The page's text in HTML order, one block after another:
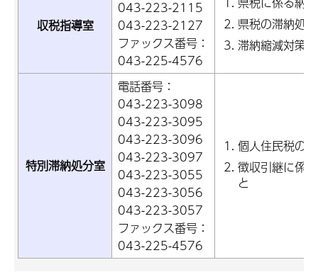
収税指導室
043-223-2115
043-223-2127
ファックス番号：
043-225-4576
県税の滞納処
滞納縮減対策
特別滞納処分室
電話番号：
043-223-3098
043-223-3095
043-223-3096
043-223-3097
043-223-3055
043-223-3056
043-223-3057
ファックス番号：
043-225-4576
個人住民税の
徴収引継に係
と